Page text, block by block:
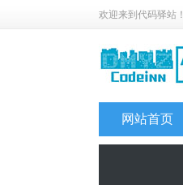
欢迎来到代码驿站！
网站首页